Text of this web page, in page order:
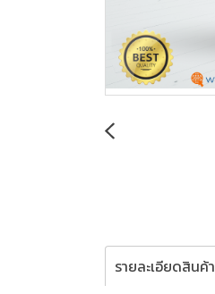
รายละเอียดสินค้า